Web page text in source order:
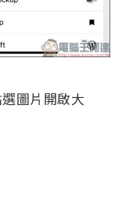
圖片開啟大